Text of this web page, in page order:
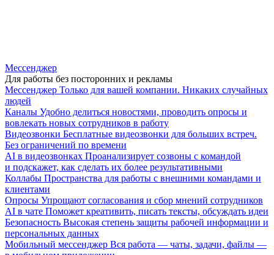
Мессенджер
Для работы без посторонних и рекламы
Мессенджер Только для вашей компании. Никаких случайных
людей
Каналы Удобно делиться новостями, проводить опросы и
вовлекать новых сотрудников в работу
Видеозвонки Бесплатные видеозвонки для больших встреч.
Без ограничений по времени
AI в видеозвонках Проанализирует созвоны с командой
и подскажет, как сделать их более результативными
Коллабы Пространства для работы с внешними командами и
клиентами
Опросы Упрощают согласования и сбор мнений сотрудников
AI в чате Поможет креативить, писать тексты, обсуждать идеи
Безопасность Высокая степень защиты рабочей информации и
персональных данных
Мобильный мессенджер Вся работа — чаты, задачи, файлы —